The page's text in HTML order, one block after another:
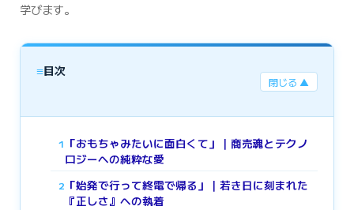
学びます。
≡目次
閉じる ▲
1 「おもちゃみたいに面白くて」｜商売魂とテクノ
ロジーへの純粋な愛
2 「始発で行って終電で帰る」｜若き日に刻まれた
『正しさ』への執着